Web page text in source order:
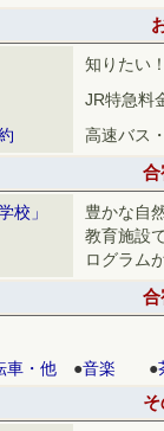
知りたい
JR特急料
高速バス
合
校」
豊かな自
教育施設
ログラム
合
・他 ●音楽 ●